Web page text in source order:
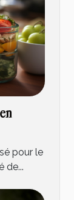
pour le
de...